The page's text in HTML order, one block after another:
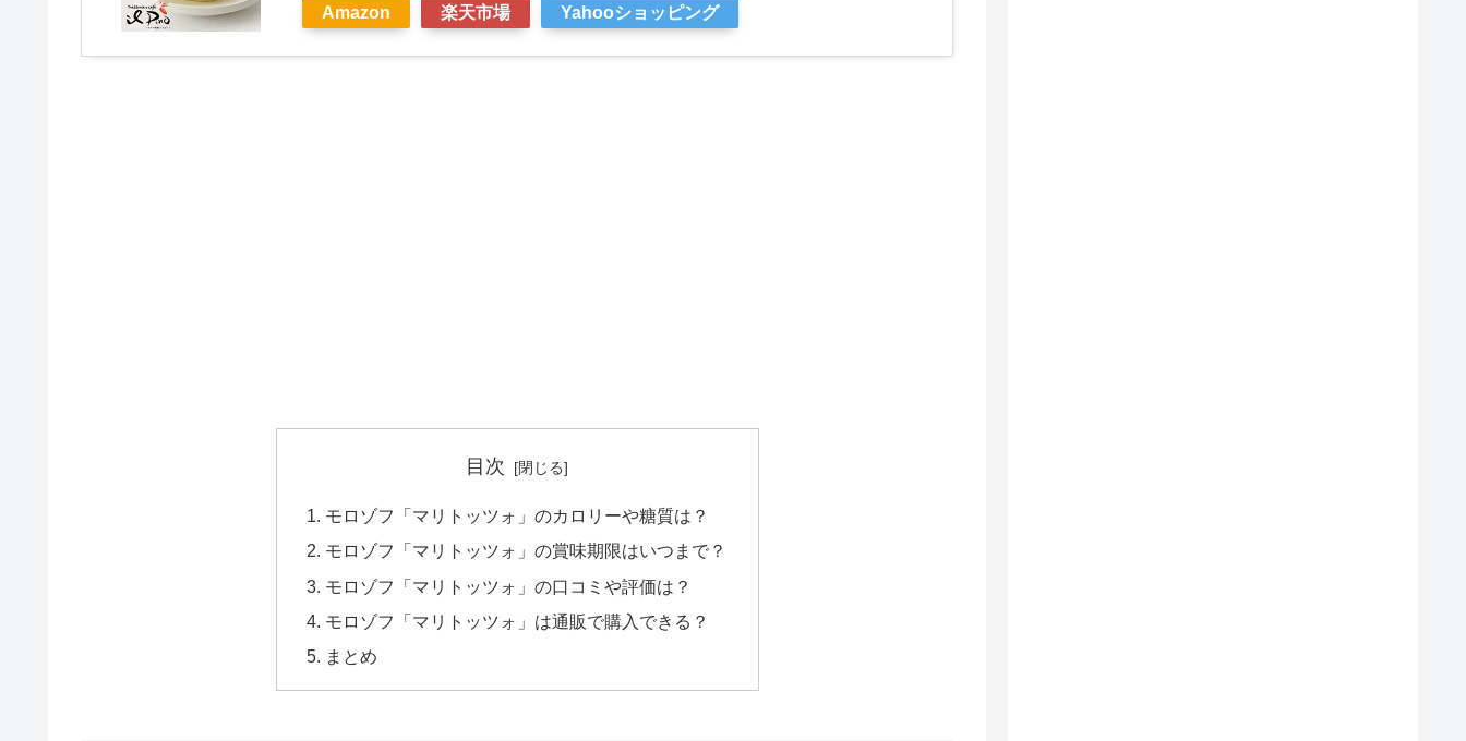
Amazon 楽天市場 Yahooショッピング
目次
モロゾフ「マリトッツォ」のカロリーや糖質は？
モロゾフ「マリトッツォ」の賞味期限はいつまで？
モロゾフ「マリトッツォ」の口コミや評価は？
モロゾフ「マリトッツォ」は通販で購入できる？
まとめ